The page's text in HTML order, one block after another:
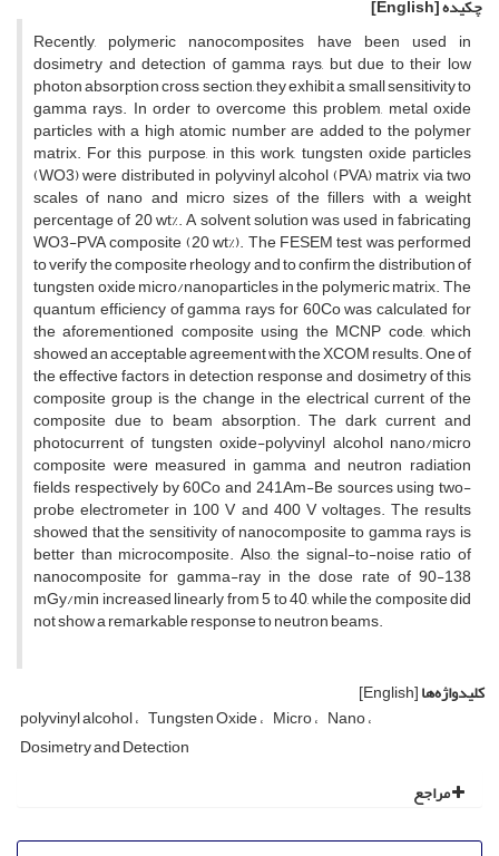
چکیده[English]
Recently, polymeric nanocomposites have been used in
dosimetry and detection of gamma rays, but due to their low
photon absorption cross section, they exhibit a small sensitivity to
gamma rays. In order to overcome this problem, metal oxide
particles with a high atomic number are added to the polymer
matrix. For this purpose, in this work, tungsten oxide particles
(WO3) were distributed in polyvinyl alcohol (PVA) matrix via two
scales of nano and micro sizes of the fillers with a weight
percentage of 20 wt%. A solvent solution was used in fabricating
WO3-PVA composite (20 wt%). The FESEM test was performed
to verify the composite rheology and to confirm the distribution of
tungsten oxide micro/nanoparticles in the polymeric matrix. The
quantum efficiency of gamma rays for 60Co was calculated for
the aforementioned composite using the MCNP code, which
showed an acceptable agreement with the XCOM results. One of
the effective factors in detection response and dosimetry of this
composite group is the change in the electrical current of the
composite due to beam absorption. The dark current and
photocurrent of tungsten oxide-polyvinyl alcohol nano/micro
composite were measured in gamma and neutron radiation
fields respectively by 60Co and 241Am-Be sources using two-
probe electrometer in 100 V and 400 V voltages. The results
showed that the sensitivity of nanocomposite to gamma rays is
better than microcomposite. Also, the signal-to-noise ratio of
nanocomposite for gamma-ray in the dose rate of 90-138
mGy/min increased linearly from 5 to 40, while the composite did
not show a remarkable response to neutron beams.
کلیدواژه‌ها[English]
polyvinyl alcohol Tungsten Oxide Micro Nano
Dosimetry and Detection
مراجع